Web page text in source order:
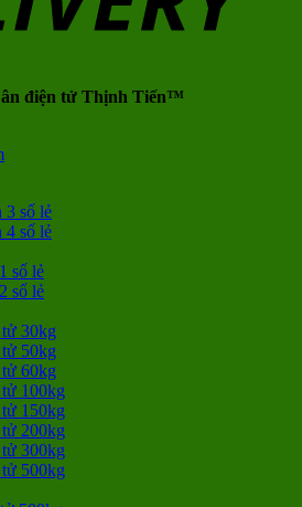
điện tử Thịnh Tiến™
3 số lẻ
4 số lẻ
số lẻ
số lẻ
tử 30kg
tử 50kg
tử 60kg
100kg
150kg
200kg
300kg
500kg